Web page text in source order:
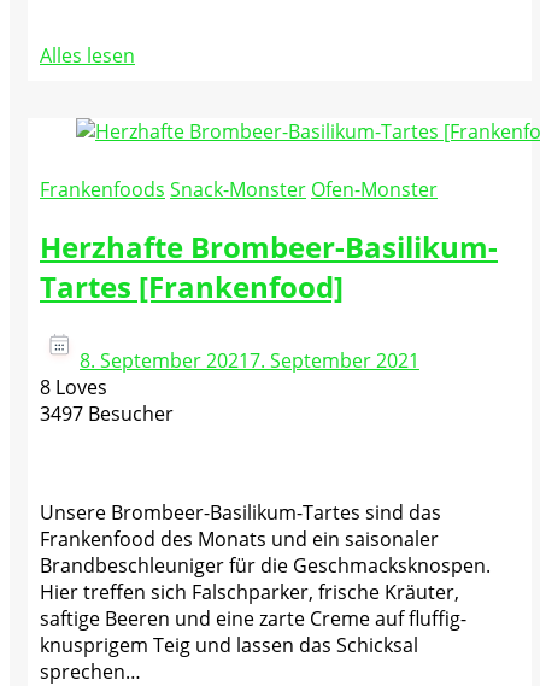
Alles lesen
Frankenfoods Snack-Monster Ofen-Monster
Herzhafte Brombeer-Basilikum-
Tartes [Frankenfood]
8. September 20217. September 2021
8 Loves
3497 Besucher
Unsere Brombeer-Basilikum-Tartes sind das
Frankenfood des Monats und ein saisonaler
Brandbeschleuniger für die Geschmacksknospen.
Hier treffen sich Falschparker, frische Kräuter,
saftige Beeren und eine zarte Creme auf fluffig-
knusprigem Teig und lassen das Schicksal
sprechen…